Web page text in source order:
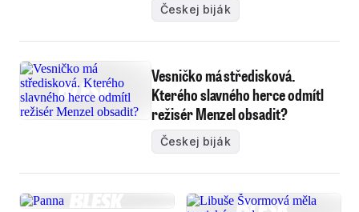
Českej biják
Vesničko má středisková.
Kterého slavného herce odmítl
režisér Menzel obsadit?
Českej biják